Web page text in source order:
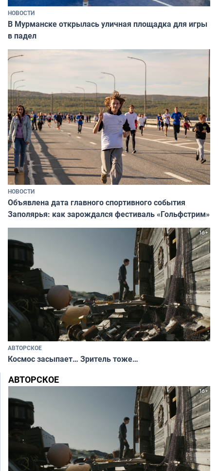
НОВОСТИ
В Мурманске открылась уличная площадка для игры
в падел
НОВОСТИ
Объявлена дата главного спортивного события
Заполярья: как зарождался фестиваль «Гольфстрим»
АВТОРСКОЕ
Космос засыпает… Зритель тоже…
АВТОРСКОЕ